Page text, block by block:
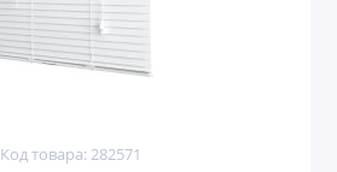
Код товара: 282571